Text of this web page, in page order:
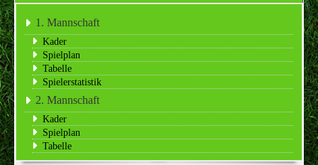
1. Mannschaft
Kader
Spielplan
Tabelle
Spielerstatistik
2. Mannschaft
Kader
Spielplan
Tabelle